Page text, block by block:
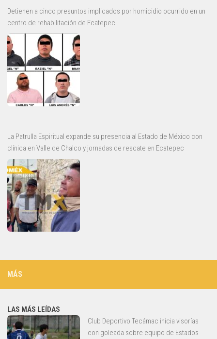
Detienen a cinco presuntos implicados por homicidio ocurrido en un
centro de rehabilitación de Ecatepec
La Patrulla Espiritual expande su presencia al Estado de México con
clínica en Valle de Chalco y jornadas de rescate en Ecatepec
MÁS
LAS MÁS LEÍDAS
Club Deportivo Tecámac inicia visorías
con goleada sobre equipo de Estados